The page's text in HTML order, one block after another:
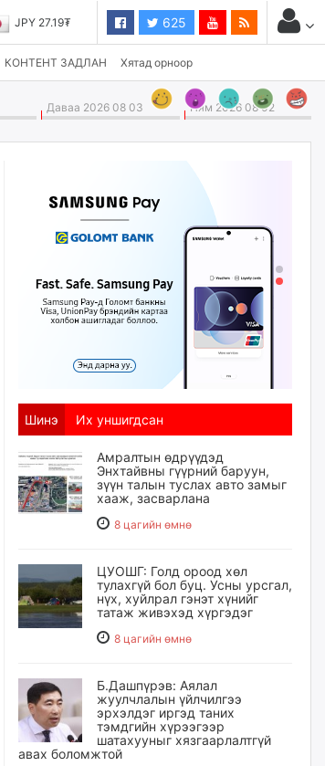
JPY 27.19₮ 625
КОНТЕНТ ЗАДЛАН Хятад орноор
Даваа 2026 08 03 Ням 2026 08 02
Шинэ Их уншигдсан
Амралтын өдрүүдэд
Энхтайвны гүүрний баруун,
зүүн талын туслах авто замыг
хааж, засварлана
8 цагийн өмнө
ЦУОШГ: Голд ороод хөл
тулахгүй бол буц. Усны урсгал,
нүх, хуйлрал гэнэт хүнийг
татаж живэхэд хүргэдэг
8 цагийн өмнө
Б.Дашпүрэв: Аялал
жуулчлалын үйлчилгээ
эрхэлдэг иргэд таних
тэмдгийн хүрээгээр
шатахууныг хязгаарлалтгүй
авах боломжтой